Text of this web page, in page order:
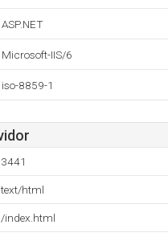
ASP.NET
Microsoft-IIS/6
iso-8859-1
3441
text/html
/index.html